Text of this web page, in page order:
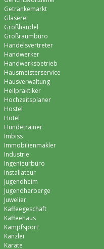
Getränkemarkt
Glaserei
Großhandel
Großraumbüro
Handelsvertreter
Handwerker
Handwerksbetrieb
Hausmeisterservice
Hausverwaltung
Heilpraktiker
Hochzeitsplaner
Hostel
Hotel
Hundetrainer
Imbiss
Immobilienmakler
Industrie
Ingenieurbüro
Installateur
Jugendheim
Jugendherberge
Juwelier
Kaffeegeschäft
Kaffeehaus
Kampfsport
Kanzlei
Karate